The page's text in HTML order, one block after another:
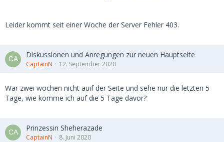
Leider kommt seit einer Woche der Server Fehler 403.
Diskussionen und Anregungen zur neuen Hauptseite
CaptainN 12. September 2020
War zwei wochen nicht auif der Seite und sehe nur die letzten 5
Tage, wie komme ich auf die 5 Tage davor?
Prinzessin Sheherazade
CaptainN 8. Juni 2020